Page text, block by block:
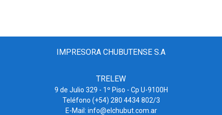
IMPRESORA CHUBUTENSE S.A
TRELEW
9 de Julio 329 - 1º Piso - Cp U-9100H
Teléfono (+54) 280 4434 802/3
E-Mail: info@elchubut.com.ar